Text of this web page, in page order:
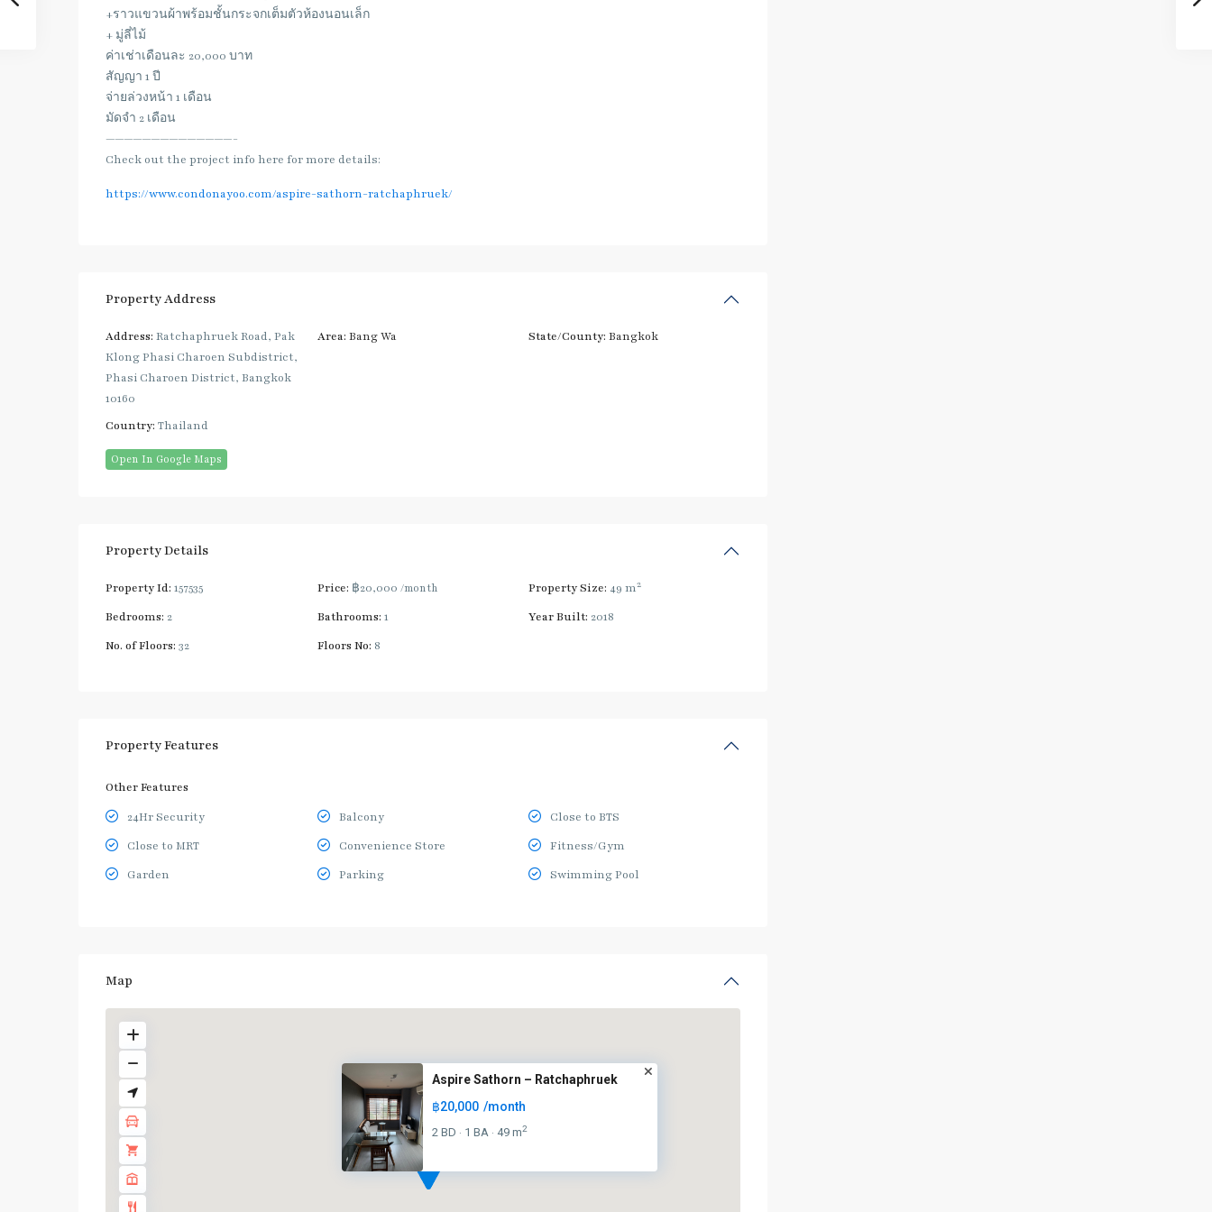
+ราวแขวนผ้าพร้อมชั้นกระจกเต็มตัวห้องนอนเล็ก
+ มู่ลี่ไม้
ค่าเช่าเดือนละ 20,000 บาท
สัญญา 1 ปี
จ่ายล่วงหน้า 1 เดือน
มัดจำ 2 เดือน
——————————————-
Check out the project info here for more details:
https://www.condonayoo.com/aspire-sathorn-ratchaphruek/
Property Address
Address: Ratchaphruek Road, Pak
Klong Phasi Charoen Subdistrict,
Phasi Charoen District, Bangkok
10160
Area: Bang Wa State/County: Bangkok
Country: Thailand
Open In Google Maps
Property Details
Property Id: 157535 Price: ฿20,000 /month Property Size: 49 m2
Bedrooms: 2 Bathrooms: 1 Year Built: 2018
No. of Floors: 32 Floors No: 8
Property Features
Other Features
24Hr Security Balcony
Close to BTS
Close to MRT
Convenience Store
Fitness/Gym
Garden
Parking Swimming Pool
Map
Aspire Sathorn – Ratchaphruek
฿20,000 /month
2 BD · 1 BA · 49 m2